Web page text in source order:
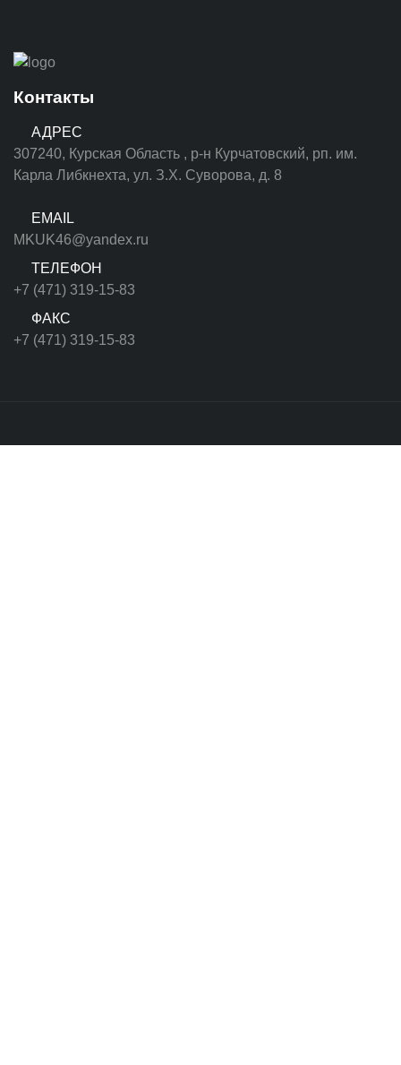
Контакты
АДРЕС
307240, Курская Область , р-н Курчатовский, рп. им.
Карла Либкнехта, ул. З.Х. Суворова, д. 8
EMAIL
MKUK46@yandex.ru
ТЕЛЕФОН
+7 (471) 319-15-83
ФАКС
+7 (471) 319-15-83